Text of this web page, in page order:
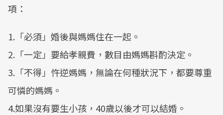
項：
1.「必須」婚後與媽媽住在一起。
2.「一定」要給孝親費，數目由媽媽斟酌決定。
3.「不得」忤逆媽媽，無論在何種狀況下，都要尊重
可憐的媽媽。
4.如果沒有要生小孩，40歲以後才可以結婚。